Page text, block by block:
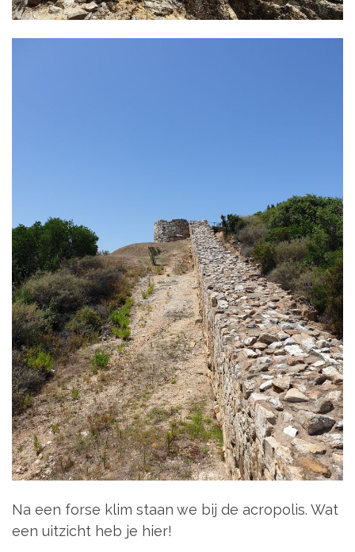
Na een forse klim staan we bij de acropolis. Wat
een uitzicht heb je hier!